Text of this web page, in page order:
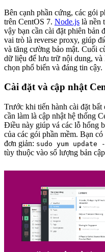
Bên cạnh phần cứng, các gói
trên CentOS 7. Node.js là nền
vậy bạn cần cài đặt phiên bản
vai trò là reverse proxy, giúp
và tăng cường bảo mật. Cuối
dữ liệu để lưu trữ nội dung,
chọn phổ biến và đáng tin cậy.
Cài đặt và cập nhật
Trước khi tiến hành cài đặt bất
cần làm là cập nhật hệ thống
Điều này giúp vá các lỗ hổng
của các gói phần mềm. Bạn
đơn giản: sudo yum update
tùy thuộc vào số lượng bản